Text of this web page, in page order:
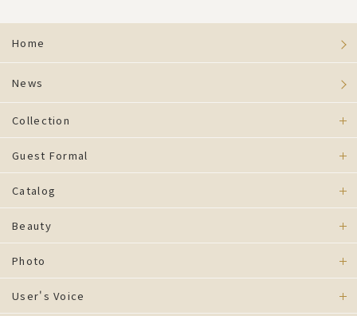
Home
News
Collection
Guest Formal
Catalog
Beauty
Photo
User's Voice